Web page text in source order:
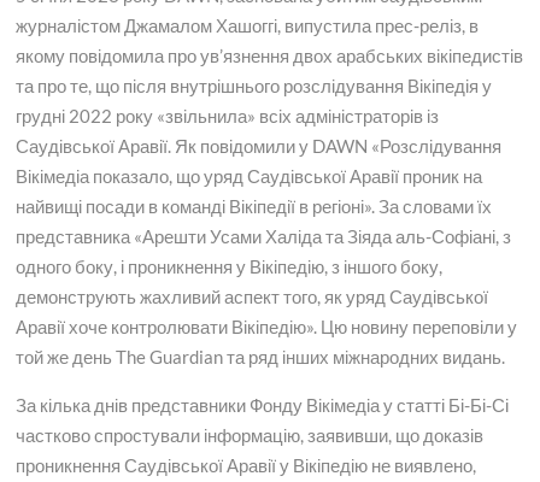
журналістом Джамалом Хашоггі, випустила прес-реліз, в
якому повідомила про ув’язнення двох арабських вікіпедистів
та про те, що після внутрішнього розслідування Вікіпедія у
грудні 2022 року «звільнила» всіх адміністраторів із
Саудівської Аравії. Як повідомили у DAWN «Розслідування
Вікімедіа показало, що уряд Саудівської Аравії проник на
найвищі посади в команді Вікіпедії в регіоні». За словами їх
представника «Арешти Усами Халіда та Зіяда аль-Софіані, з
одного боку, і проникнення у Вікіпедію, з іншого боку,
демонструють жахливий аспект того, як уряд Саудівської
Аравії хоче контролювати Вікіпедію». Цю новину переповіли у
той же день The Guardian та ряд інших міжнародних видань.
За кілька днів представники Фонду Вікімедіа у статті Бі-Бі-Сі
частково спростували інформацію, заявивши, що доказів
проникнення Саудівської Аравії у Вікіпедію не виявлено,